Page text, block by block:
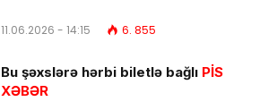
11.06.2026 - 14:15 6. 855
Bu şəxslərə hərbi biletlə bağlı PİS
XƏBƏR